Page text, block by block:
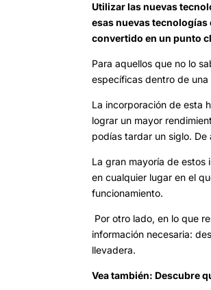
Utilizar las nuevas
esas nuevas tecnologías
convertido en un punto
Para aquellos que no lo
específicas dentro de una
La incorporación de esta
lograr un mayor
podías tardar un siglo.
La gran mayoría de estos
en cualquier lugar en el
funcionamiento.
Por otro lado, en lo que
información necesaria:
llevadera.
Vea también: Descubre